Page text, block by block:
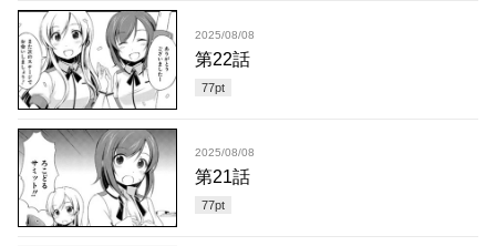
2025/08/08
第22話
77pt
2025/08/08
第21話
77pt